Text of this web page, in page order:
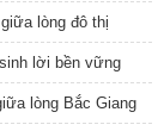
lòng đô thị
lời bền vững
lòng Bắc Giang